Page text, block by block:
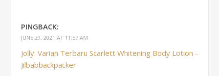
PINGBACK:
JUNE 29, 2021 AT 11:57 AM
Jolly: Varian Terbaru Scarlett Whitening Body Lotion -
Jilbabbackpacker